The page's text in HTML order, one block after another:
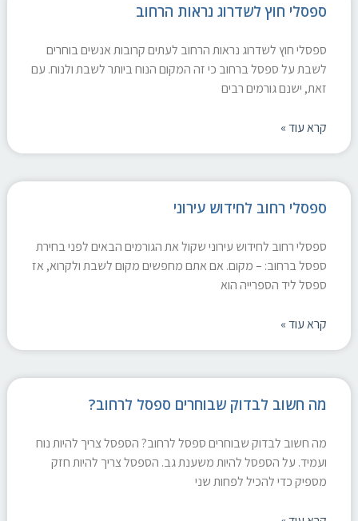
ספסלי חוץ לשדרוג נראות הרחוב
ספסלי חוץ לשדרוג נראות הרחוב לעתים קרובות אנשים בוחרים
לשבת על ספסל ברחוב כי זה המקום הנוח ביותר לשבת ולנוח. עם
זאת, ישנם גורמים רבים
קרא עוד »
ספסלי רחוב לחידוש עירוני
ספסלי רחוב לחידוש עירוני שקול את הגורמים הבאים לפני בחירת
ספסל ברחוב: – מקום. אם אתם מחפשים מקום לשבת ולקרוא, אז
ספסל ליד הספרייה הוא
קרא עוד »
מה חשוב לבדוק שבוחרים ספסל לרחוב?
מה חשוב לבדוק שבוחרים ספסל לרחוב? הספסל צריך להיות נוח
ועמיד. על הספסל להיות משענת גב. הספסל צריך להיות חזק
מספיק כדי להכיל לפחות שני